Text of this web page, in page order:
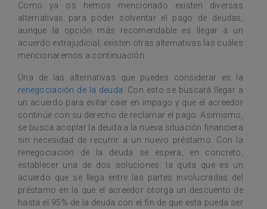
Como ya os hemos mencionado existen diversas
alternativas para poder solventar el pago de deudas,
aunque la opción más recomendable es llegar a un
acuerdo extrajudicial, existen otras alternativas las cuáles
mencionaremos a continuación.
Una de las alternativas que puedes considerar es la
renegociación de la deuda . Con esto se buscará llegar a
un acuerdo para evitar caer en impago y que el acreedor
continúe con su derecho de reclamar el pago. Asimismo,
se busca acoplar la deuda a la nueva situación financiera
sin necesidad de recurrir a un nuevo préstamo. Con la
renegociación de la deuda se espera, en concreto,
establecer una de dos soluciones: la quita que es un
acuerdo que se llega entre las partes involucradas del
préstamo en la que el acreedor otorga un descuento de
hasta el 95% de la deuda con el fin de que esta pueda ser